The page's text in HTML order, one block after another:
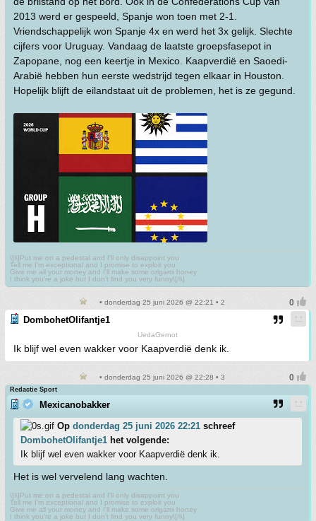
2013 werd er gespeeld, Spanje won toen met 2-1.
Vriendschappelijk won Spanje 4x en werd het 3x gelijk. Slechte
cijfers voor Uruguay. Vandaag de laatste groepsfasepot in
Zapopane, nog een keertje in Mexico. Kaapverdië en Saoedi-
Arabië hebben hun eerste wedstrijd tegen elkaar in Houston.
Hopelijk blijft de eilandstaat uit de problemen, het is ze gegund.
\[i\]Put me on a pedestal and I'll only disappoint you
Tell me I'm exceptional and I promise to exploit you
Give me all your money and I'll make some origami honey
I think you're a joke but I don't find you very funny\[/i\]
• donderdag 25 juni 2026 @ 22:21 • 2
DombohetOlifantje1
UedaGernot
Ik blijf wel even wakker voor Kaapverdië denk ik.
• donderdag 25 juni 2026 @ 22:28 • 3
Redactie Sport
Mexicanobakker
Op donderdag 25 juni 2026 22:21 schreef
DombohetOlifantje1 het volgende:
Ik blijf wel even wakker voor Kaapverdië denk ik.
Het is wel vervelend lang wachten.
\[i\]Put me on a pedestal and I'll only disappoint you
Tell me I'm exceptional and I promise to exploit you
Give me all your money and I'll make some origami honey
I think you're a joke but I don't find you very funny\[/i\]